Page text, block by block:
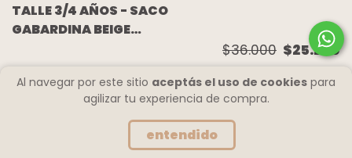
Al navegar por este sitio aceptás el uso de cookies para
agilizar tu experiencia de compra.
entendido
TALLE 3/4 AÑOS - SACO
GABARDINA BEIGE
$36.000 $25.200